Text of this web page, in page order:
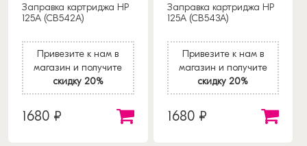
Заправка картриджа HP
125A (CB542A)
Привезите к нам в
магазин и получите
скидку 20%
1680 ₽
Заправка картриджа HP
125A (CB543A)
Привезите к нам в
магазин и получите
скидку 20%
1680 ₽